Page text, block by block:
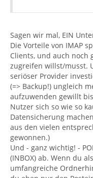
Sagen wir mal, EIN
Die Vorteile von IMAP
Clients, und auch noch
zugreifen willst/musst.
seriöser Provider
(=> Backup!) ungleich
aufzuwenden gewillt
Nutzer sich so wie so
Datensicherung
aus den vielen
gewonnen.)
Und - ganz wichtig! -
(INBOX) ab. Wenn du
umfangreiche